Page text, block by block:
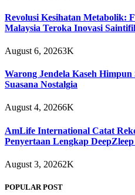
Revolusi Kesihatan Metabolik:
Malaysia Teroka Inovasi
August 6, 20263K
Warong Jendela Kaseh Himpun
Suasana Nostalgia
August 4, 20266K
AmLife International Catat
Penyertaan Lengkap
August 3, 20262K
POPULAR POST